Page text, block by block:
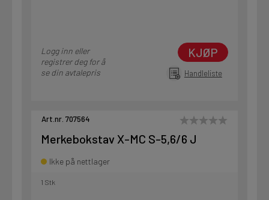
Logg inn eller
registrer deg for å
se din avtalepris
KJØP
Handleliste
Art.nr. 707564
Merkebokstav X-MC S-5,6/6 J
Ikke på nettlager
1 Stk